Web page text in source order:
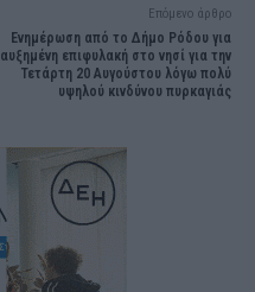
Επόμενο άρθρο
Ενημέρωση από το Δήμο Ρόδου για
αυξημένη επιφυλακή στο νησί για την
Τετάρτη 20 Αυγούστου λόγω πολύ
υψηλού κινδύνου πυρκαγιάς